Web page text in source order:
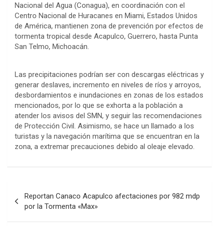
Nacional del Agua (Conagua), en coordinación con el
Centro Nacional de Huracanes en Miami, Estados Unidos
de América, mantienen zona de prevención por efectos de
tormenta tropical desde Acapulco, Guerrero, hasta Punta
San Telmo, Michoacán.
Las precipitaciones podrían ser con descargas eléctricas y
generar deslaves, incremento en niveles de ríos y arroyos,
desbordamientos e inundaciones en zonas de los estados
mencionados, por lo que se exhorta a la población a
atender los avisos del SMN, y seguir las recomendaciones
de Protección Civil. Asimismo, se hace un llamado a los
turistas y la navegación marítima que se encuentran en la
zona, a extremar precauciones debido al oleaje elevado.
de
entradas
Reportan Canaco Acapulco afectaciones por 982 mdp
por la Tormenta «Max»